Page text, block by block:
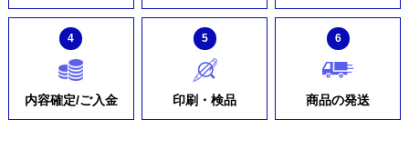
4
内容確定/ご入金
5
印刷・検品
6
商品の発送